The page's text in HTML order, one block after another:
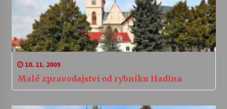
10. 11. 2009
Malé zpravodajství od rybníku Hadina